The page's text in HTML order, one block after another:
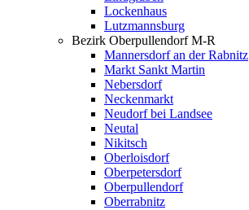
Lockenhaus
Lutzmannsburg
Bezirk Oberpullendorf M-R
Mannersdorf an der Rabnitz
Markt Sankt Martin
Nebersdorf
Neckenmarkt
Neudorf bei Landsee
Neutal
Nikitsch
Oberloisdorf
Oberpetersdorf
Oberpullendorf
Oberrabnitz